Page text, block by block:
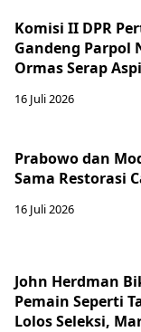
Komisi II DPR
Gandeng Parpol
Ormas Serap
16 Juli 2026
Prabowo dan
Sama Restorasi
16 Juli 2026
John Herdman
Pemain Seperti
Lolos Seleksi,